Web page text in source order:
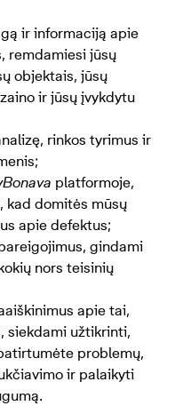
ir informaciją apie
remdamiesi jūsų
objektais, jūsų
ir jūsų įvykdytu
rinkos tyrimus ir
platformoje,
kad domitės mūsų
apie defektus;
gindami
nors teisinių
apie tai,
siekdami užtikrinti,
problemų,
ir palaikyti